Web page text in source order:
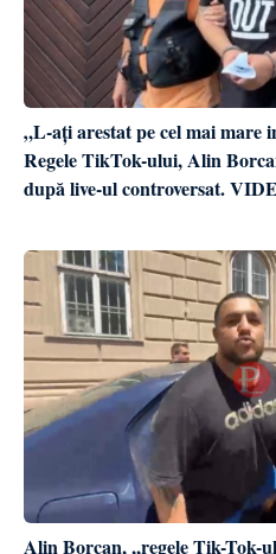
„L-ați arestat pe cel mai mare
Regele TikTok-ului, Alin
după live-ul controversat.
Alin Borcan, ,,regele Tik-